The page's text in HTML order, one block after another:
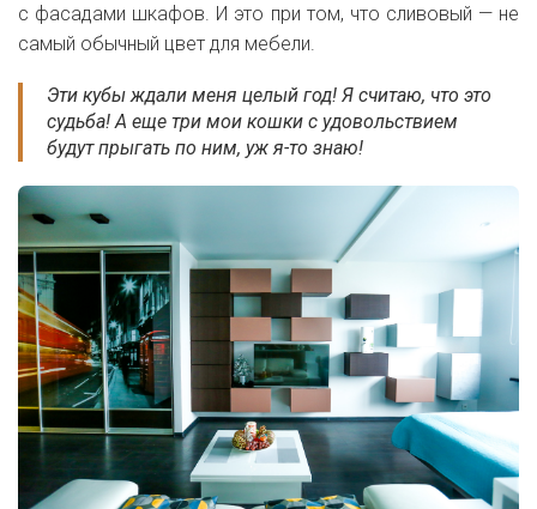
с фасадами шкафов. И это при том, что сливовый — не
самый обычный цвет для мебели.
Эти кубы ждали меня целый год! Я считаю, что это
судьба! А еще три мои кошки с удовольствием
будут прыгать по ним, уж я-то знаю!